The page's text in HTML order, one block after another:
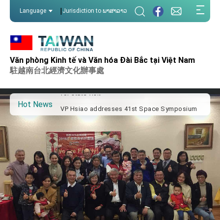
Language | Jurisdiction to ພາສາລາວ
Văn phòng Kinh tế và Văn hóa Đài Bắc tại Việt Nam
駐越南台北經濟文化辦事處
Hot News
Important Remarks of the Ministry of Foreign
Affairs
Taiwan government to open office in Arizona,
advancing Taiwan-US exchanges and
for state visit
Taiwan’s economic growth is a priority for
President Lai
President Lai’s remarks for Lunar New Year
President Lai interviewed by AFP
President Lai holds press conference on
Taiwan- US Economic Prosperity Partnership
Dialogue
FM Lin attends Taiwan Panorama exhibit at
TIBE
President Lai meets US delegation led by